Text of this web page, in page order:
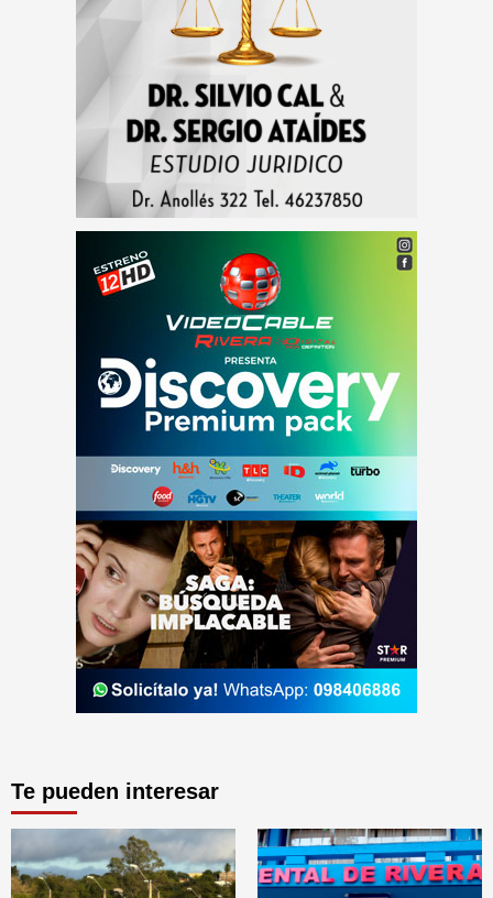
Te pueden interesar